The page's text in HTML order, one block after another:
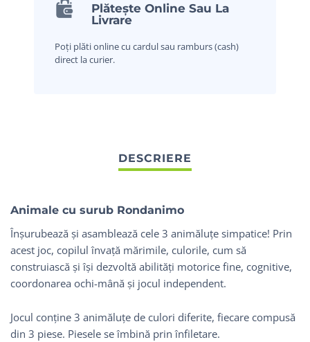
Plătește Online Sau La
Livrare
Poți plăti online cu cardul sau ramburs (cash)
direct la curier.
Animale cu surub Rondanimo
Înșurubează și asamblează cele 3 animăluțe simpatice! Prin
acest joc, copilul învață mărimile, culorile, cum să
construiască și își dezvoltă abilități motorice fine, cognitive,
coordonarea ochi-mână şi jocul independent.
Jocul conţine 3 animăluţe de culori diferite, fiecare compusă
din 3 piese. Piesele se îmbină prin înfiletare.